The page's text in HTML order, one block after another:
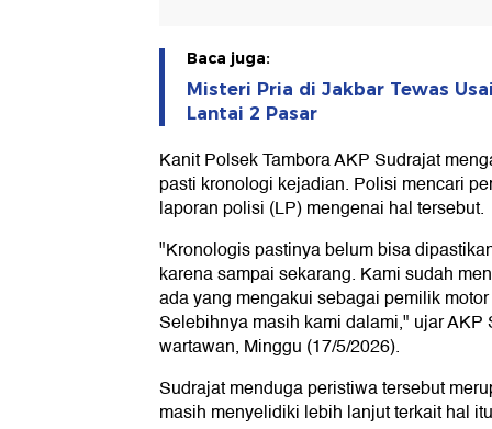
Baca juga:
Misteri Pria di Jakbar Tewas
Lantai 2 Pasar
Kanit Polsek Tambora AKP Sudrajat
pasti kronologi kejadian. Polisi mencari
laporan polisi (LP) mengenai hal tersebut.
"Kronologis pastinya belum bisa
karena sampai sekarang. Kami sudah
ada yang mengakui sebagai pemilik
Selebihnya masih kami dalami," ujar AKP
wartawan, Minggu (17/5/2026).
Sudrajat menduga peristiwa tersebut
masih menyelidiki lebih lanjut terkait hal